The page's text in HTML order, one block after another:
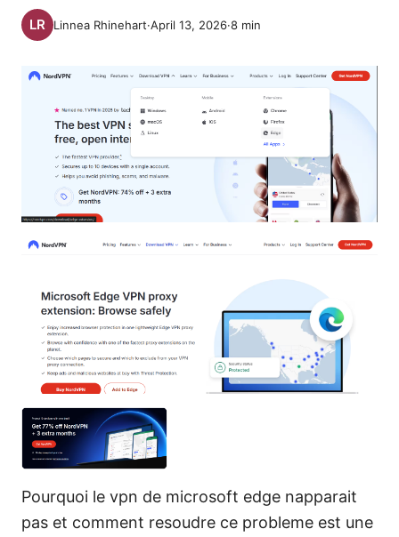
Linnea Rhinehart·April 13, 2026·8 min
Pourquoi le vpn de microsoft edge napparait
pas et comment resoudre ce probleme est une